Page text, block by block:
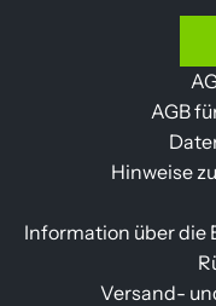
AGB
Hinweise
Information über die
Versand-